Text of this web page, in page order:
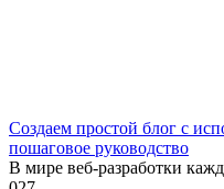
Создаем простой блог с
пошаговое руководство
В мире веб-разработки